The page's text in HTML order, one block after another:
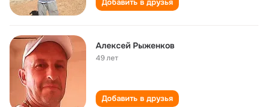
Добавить в друзья
Алексей Рыженков
49 лет
Добавить в друзья